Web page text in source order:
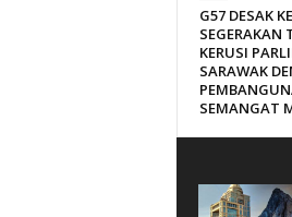
G57 DESAK
KERUSI
SARAWAK
SEMANGAT